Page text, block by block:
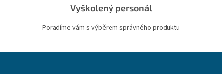
Vyškolený personál
Poradíme vám s výběrem správného produktu